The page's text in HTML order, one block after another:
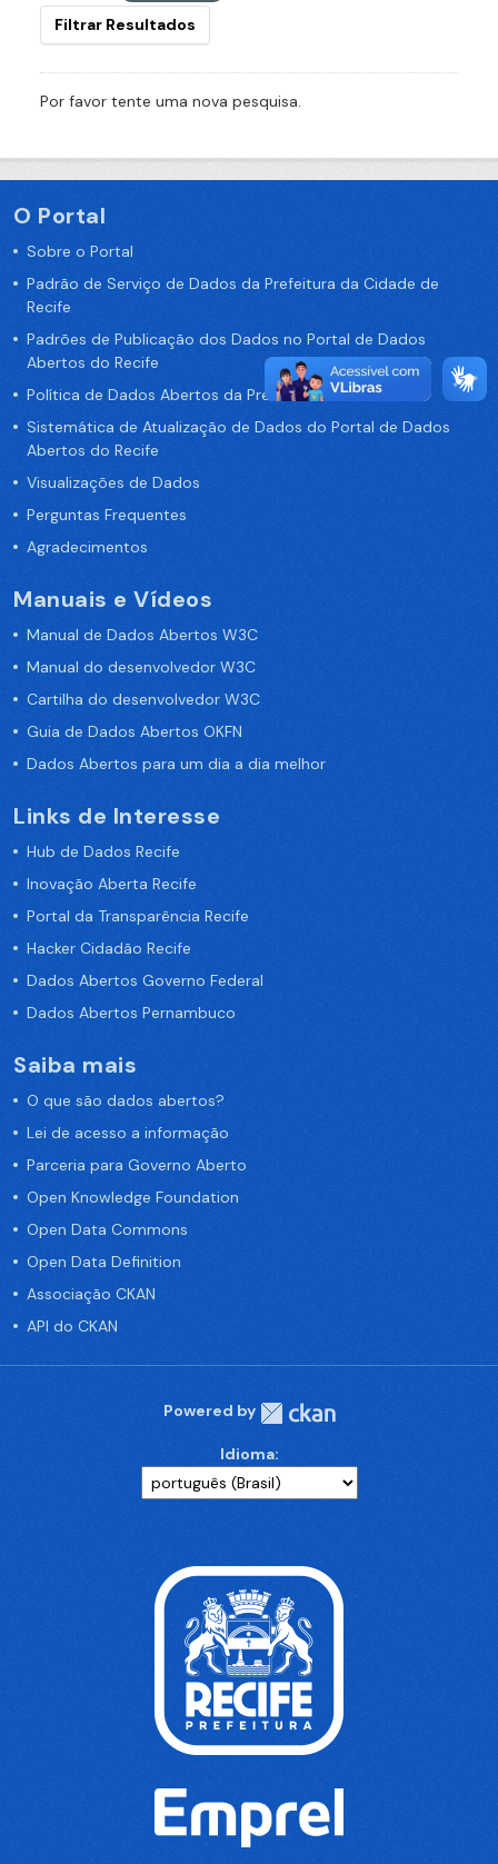
Filtrar Resultados
Por favor tente uma nova pesquisa.
O Portal
Sobre o Portal
Padrão de Serviço de Dados da Prefeitura da Cidade de
Recife
Padrões de Publicação dos Dados no Portal de Dados
Abertos do Recife
Política de Dados Abertos da Prefeitura do Recife
Sistemática de Atualização de Dados do Portal de Dados
Abertos do Recife
Visualizações de Dados
Perguntas Frequentes
Agradecimentos
Manuais e Vídeos
Manual de Dados Abertos W3C
Manual do desenvolvedor W3C
Cartilha do desenvolvedor W3C
Guia de Dados Abertos OKFN
Dados Abertos para um dia a dia melhor
Links de Interesse
Hub de Dados Recife
Inovação Aberta Recife
Portal da Transparência Recife
Hacker Cidadão Recife
Dados Abertos Governo Federal
Dados Abertos Pernambuco
Saiba mais
O que são dados abertos?
Lei de acesso a informação
Parceria para Governo Aberto
Open Knowledge Foundation
Open Data Commons
Open Data Definition
Associação CKAN
API do CKAN
Powered by
Idioma